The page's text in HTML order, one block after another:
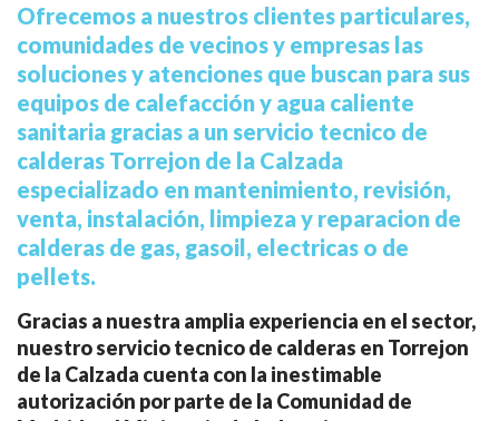
Ofrecemos a nuestros clientes particulares,
comunidades de vecinos y empresas las
soluciones y atenciones que buscan para sus
equipos de calefacción y agua caliente
sanitaria gracias a un servicio tecnico de
calderas Torrejon de la Calzada
especializado en mantenimiento, revisión,
venta, instalación, limpieza y reparacion de
calderas de gas, gasoil, electricas o de
pellets.
Gracias a nuestra amplia experiencia en el sector,
nuestro servicio tecnico de calderas en Torrejon
de la Calzada cuenta con la inestimable
autorización por parte de la Comunidad de